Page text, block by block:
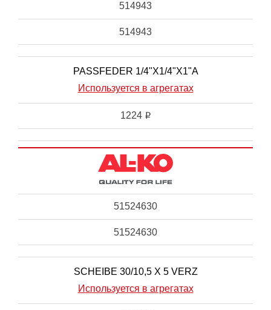
514943
514943
PASSFEDER 1/4"X1/4"X1"A
Используется в агрегатах
1224 i
51524630
51524630
SCHEIBE 30/10,5 X 5 VERZ
Используется в агрегатах